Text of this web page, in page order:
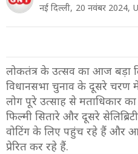
नई दिल्ली, 20 नवंबर 2024,
लोकतंत्र के उत्सव का आज बड़ा
विधानसभा चुनाव के दूसरे चरण
लोग पूरे उत्साह से मताधिकार
फिल्मी सितारे और दूसरे
वोटिंग के लिए पहुंच रहे हैं और
प्रेरित कर रहे हैं.